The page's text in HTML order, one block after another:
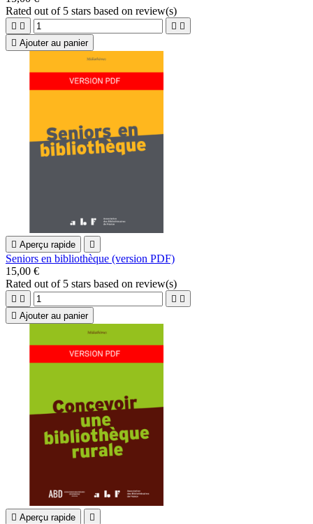
Rated out of 5 stars based on review(s)
   
 Ajouter au panier
 Aperçu rapide 
Seniors en bibliothèque (version PDF)
15,00 €
Rated out of 5 stars based on review(s)
   
 Ajouter au panier
 Aperçu rapide 